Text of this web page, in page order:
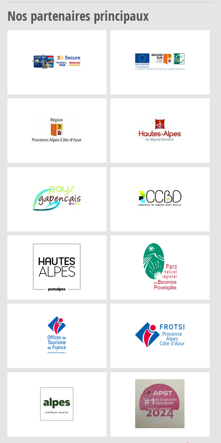
Nos partenaires principaux